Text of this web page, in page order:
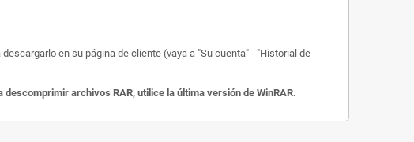
en su página de cliente (vaya a "Su cuenta" - "Historial de
archivos RAR, utilice la última versión de WinRAR.